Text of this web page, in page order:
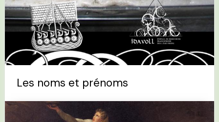
Les noms et prénoms